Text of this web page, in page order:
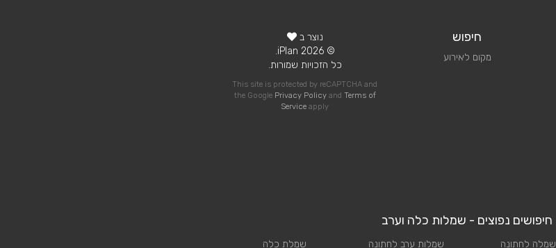
חיפוש
מקום לאירוע
נוצר ב
© 2026 iPlan.
כל הזכויות שמורות.
This site is protected by reCAPTCHA and
the Google Privacy Policyand Terms of
Service apply
חיפושים נפוצים - שמלות כלה וערב
שמלה לחתונה שמלות ערב לחתונה שמלת כלה